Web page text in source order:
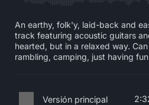
An earthy, folk'y, laid-back and
track featuring acoustic guitars
hearted, but in a relaxed way.
rambling, camping, just having
Versión principal